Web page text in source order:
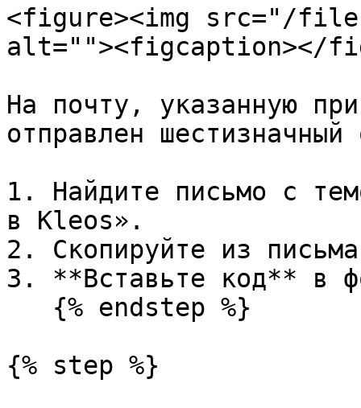
<figure><img src="/files/
alt=""><figcaption></
На почту, указанную
отправлен
1. Найдите письмо с
в Kleos».
2. Скопируйте из
3. **Вставьте код** в
{% step %}